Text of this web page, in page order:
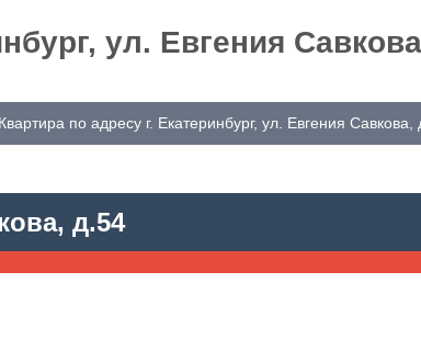
ул. Евгения
Квартира по адресу г. Екатеринбург, ул. Евгения Савкова,
д.54